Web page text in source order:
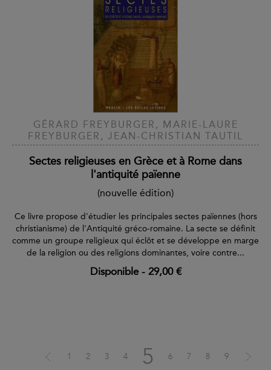
GÉRARD FREYBURGER, MARIE-LAURE
FREYBURGER, JEAN-CHRISTIAN TAUTIL
Sectes religieuses en Grèce et à Rome dans
l'antiquité païenne
(nouvelle édition)
Ce livre propose d'étudier les principales sectes païennes (hors
christianisme) de l'Antiquité gréco-romaine. La secte se définit
comme un groupe religieux qui éclôt et se développe en marge
de la religion ou des religions dominantes, voire contre...
Disponible- 29,00 €
1 2 3 4 5 6 7 8 9